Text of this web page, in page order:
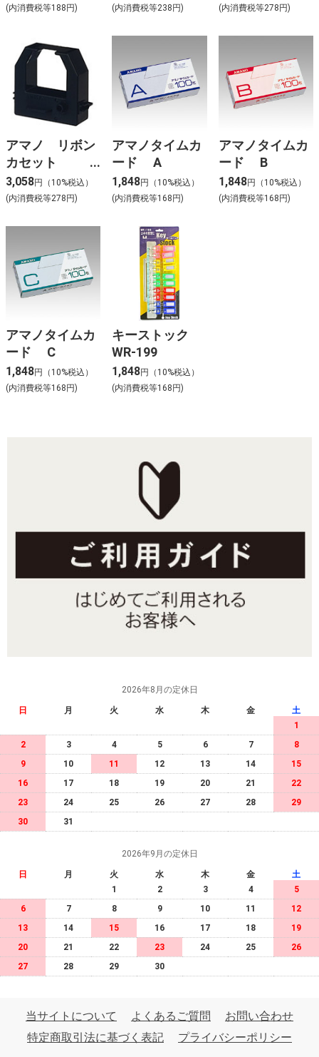
(内消費税等188円)
(内消費税等238円)
(内消費税等278円)
アマノ リボン
カセット
CE-319250
3,058円（10%税込）
(内消費税等278円)
アマノタイムカ
ード A
1,848円（10%税込）
(内消費税等168円)
アマノタイムカ
ード B
1,848円（10%税込）
(内消費税等168円)
アマノタイムカ
ード C
1,848円（10%税込）
(内消費税等168円)
キーストック
WR-199
1,848円（10%税込）
(内消費税等168円)
2026年8月の定休日
日 月 火 水 木 金
土
1
2
3 4 5 6 7
8
9
10 11 12 13 14
15
16
17 18 19 20 21
22
23
24 25 26 27 28
29
30
31
2026年9月の定休日
日 月 火 水 木 金
土
1
2 3 4
5
6
7 8 9 10 11
12
13
14 15 16 17 18
19
20
21 22 23 24 25
26
27
28 29 30
当サイトについて よくあるご質問
お問い合わせ
特定商取引法に基づく表記
プライバシーポリシー